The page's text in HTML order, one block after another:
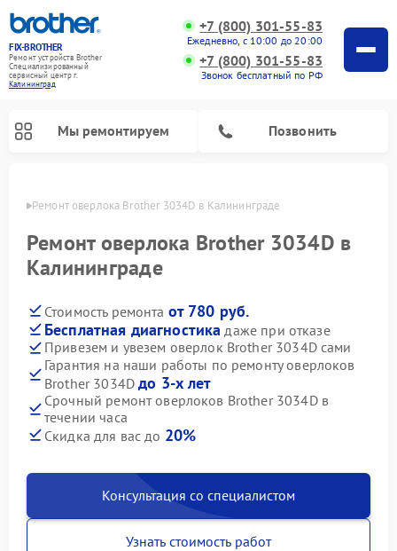
FIX-BROTHER
Ремонт устройств Brother
Специализированный
cервисный центр г.
Калининград
+7 (800) 301-55-83
Ежедневно, с 10:00 до 20:00
+7 (800) 301-55-83
Звонок бесплатный по РФ
Мы ремонтируем Позвонить
Ремонт оверлока Brother 3034D в Калининграде
Ремонт оверлока Brother 3034D в
Калининграде
Стоимость ремонта от 780 руб.
Бесплатная диагностика даже при отказе
Привезем и увезем оверлок Brother 3034D сами
Гарантия на наши работы по ремонту оверлоков
Brother 3034Dдо 3-х лет
Срочный ремонт оверлоков Brother 3034D в
течении часа
Скидка для вас до 20%
Консультация со специалистом
Узнать стоимость работ